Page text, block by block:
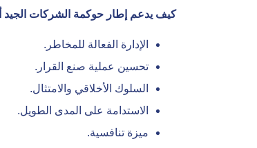
كيف يدعم إطار حوكمة الشركات الجيد
الإدارة الفعالة للمخاطر.
تحسين عملية صنع القرار.
السلوك الأخلاقي والامتثال.
الاستدامة على المدى الطويل.
ميزة تنافسية.